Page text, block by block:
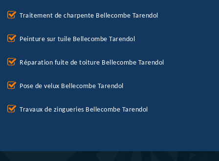
Traitement de charpente Bellecombe Tarendol
Peinture sur tuile Bellecombe Tarendol
Réparation fuite de toiture Bellecombe Tarendol
Pose de velux Bellecombe Tarendol
Travaux de zingueries Bellecombe Tarendol